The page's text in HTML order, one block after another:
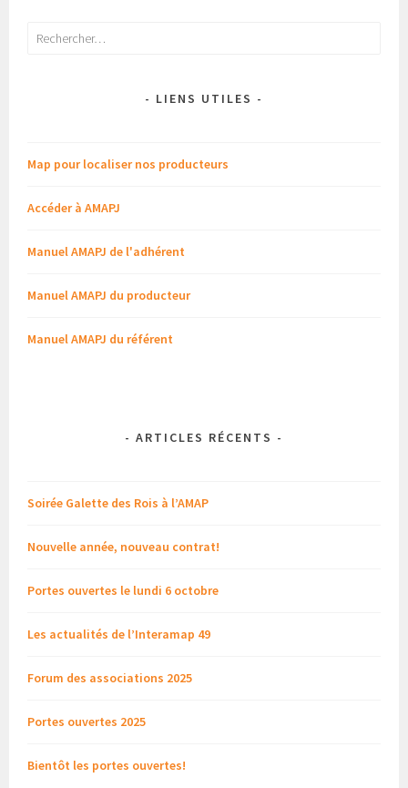
Rechercher :
- LIENS UTILES -
Map pour localiser nos producteurs
Accéder à AMAPJ
Manuel AMAPJ de l'adhérent
Manuel AMAPJ du producteur
Manuel AMAPJ du référent
- ARTICLES RÉCENTS -
Soirée Galette des Rois à l’AMAP
Nouvelle année, nouveau contrat!
Portes ouvertes le lundi 6 octobre
Les actualités de l’Interamap 49
Forum des associations 2025
Portes ouvertes 2025
Bientôt les portes ouvertes!